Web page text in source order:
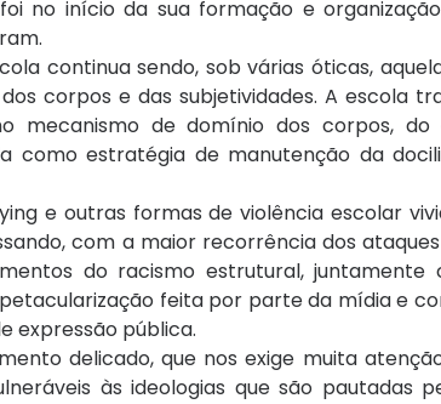
no início da sua formação e
continua sendo, sob várias óticas,
corpos e das subjetividades. A escola
de domínio dos corpos, do
estratégia de manutenção da
e outras formas de violência escolar
com a maior recorrência dos
do racismo estrutural,
feita por parte da mídia e
expressão pública.
delicado, que nos exige muita
às ideologias que são pautadas